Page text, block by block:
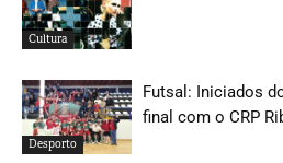
Cultura
Desporto
Futsal: Iniciados
final com o CRP